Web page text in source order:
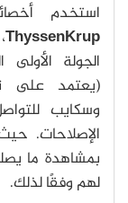
استخدم
ThyssenKrup
الجولة
(يعتمد على
وسكايب
الإصلاحات.
بمشاهدة ما
لهم وفقًا لذلك.